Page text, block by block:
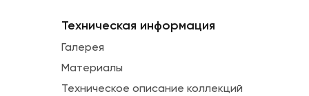
Техническая информация
Галерея
Материалы
Техническое описание коллекций